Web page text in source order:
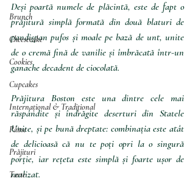
Brunch
Cheesecake
Cookies
Cupcakes
Internațional & Tradițional
Pâine
Prăjituri
Tarte
Deși poartă numele de plăcintă, este de fapt o
prăjitură simplă formată din două blaturi de
pandișpan pufos și moale pe bază de unt, unite
de o cremă fină de vanilie și îmbrăcată într-un
ganache decadent de ciocolată.
Prăjitura Boston este una dintre cele mai
răspândite și îndrăgite deserturi din Statele
Unite, și pe bună dreptate: combinația este atât
de delicioasă că nu te poți opri la o singură
porție, iar rețeta este simplă și foarte ușor de
realizat.